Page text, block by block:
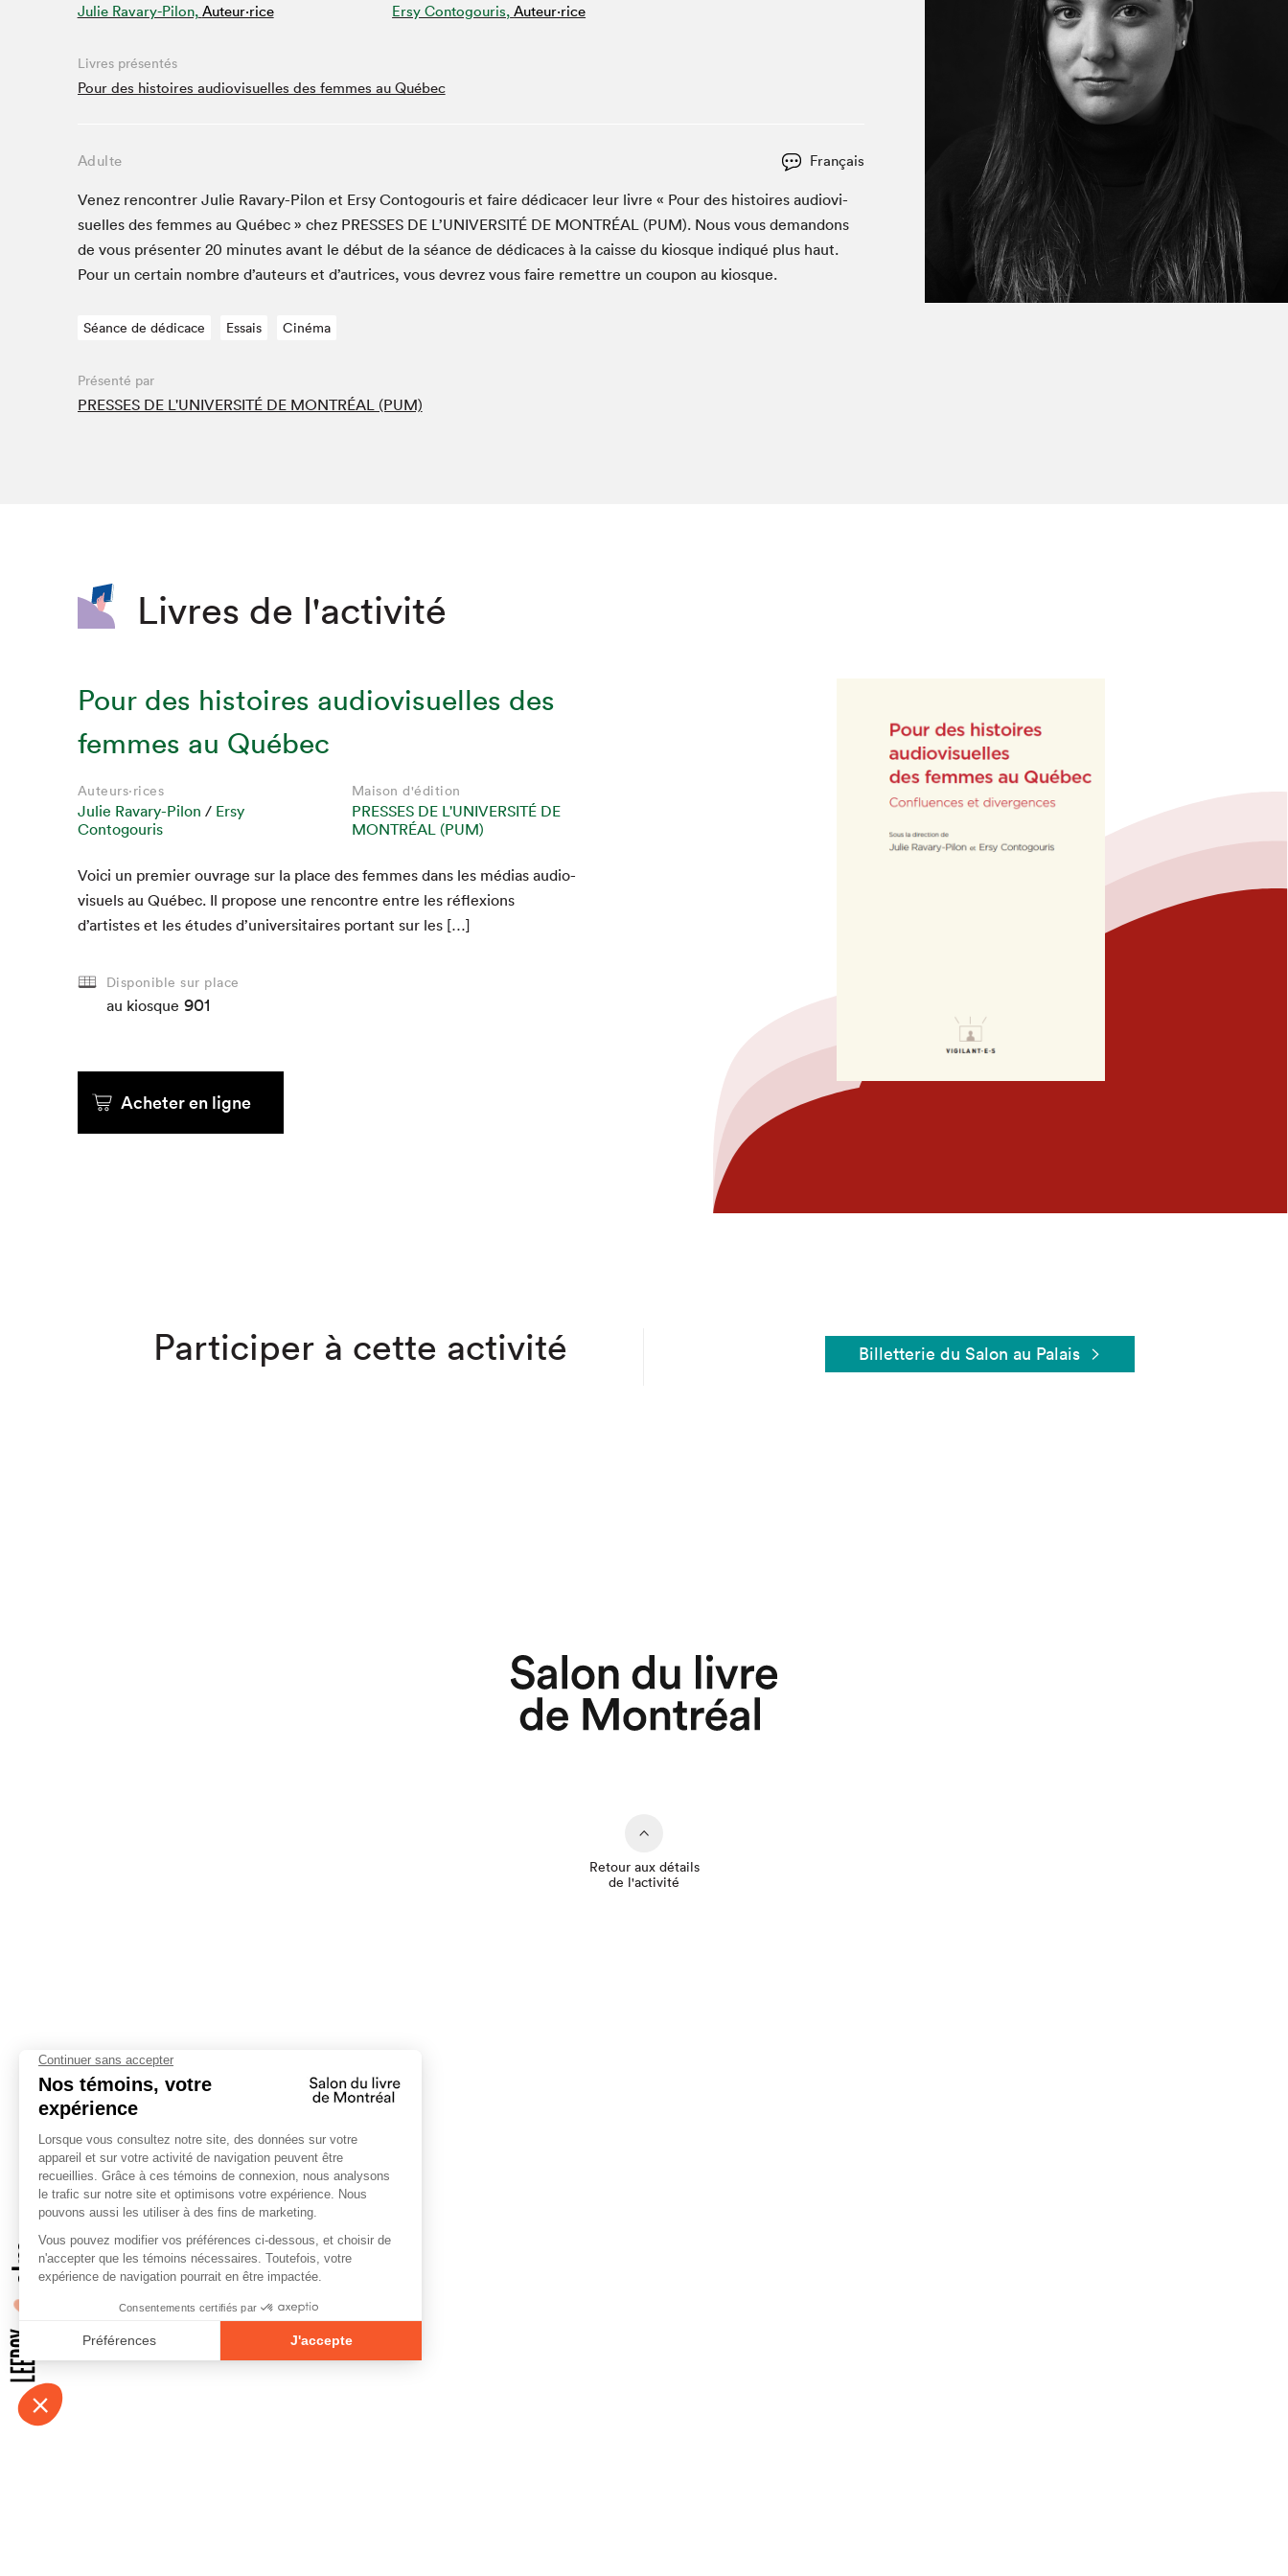
Matinées scolaires
Les matins Petits bonheurs (0-5 ans)
Espace Montréal-Nord
Vitrine du Festival littéraire international Metropolis
Tapis rouge des écrivain·e·s
La lecture en cadeau
Zone Manga
L'Aparté
La Grande tournée de Bologne (Coin de survie des
illustrateur·rice·s)
SLM PRO
Archives
Le Salon dans la ville, espace
organisateur⋅rice
Que cherchez-vous?
Julie Ravary-Pilon, Auteur·rice Ersy Contogouris, Auteur·rice
Livres présentés
Pour des histoires audiovisuelles des femmes au Québec
Adulte Français
Venez ren­con­tr­er Julie Ravary-Pilon et Ersy Con­to­gouris et faire dédi­cac­er leur livre « Pour des his­toires audio­vi­
suelles des femmes au Québec » chez PRESS­ES DEL’U­NI­VER­SITÉ DE MON­TRÉAL(PUM). Nous vous deman­dons
de vous présen­ter 20 min­utes avant le début de la séance de dédi­caces à la caisse du kiosque indiqué plus haut.
Pour un cer­tain nom­bre d’auteurs et d’autrices, vous devrez vous faire remet­tre un coupon au kiosque.
Séance de dédicace Essais Cinéma
Présenté par
PRESSES DE L'UNIVERSITÉ DE MONTRÉAL (PUM)
Livres de l'activité
Pour des histoires audiovisuelles des
femmes au Québec
Auteurs·rices
Julie Ravary-Pilon / Ersy
Contogouris
Maison d'édition
PRESSES DE L'UNIVERSITÉ DE
MONTRÉAL (PUM)
Voici un pre­mier ouvrage sur la place des femmes dans les médias audio­
vi­suels au Québec. Il pro­pose une ren­con­tre entre les réflex­ions
d’artistes et les études d’universitaires por­tant sur les […]
Disponible sur place
au kiosque 901
Acheter en ligne
Participer à cette activité Billetterie du Salon au Palais
Retour aux détails
de l'activité